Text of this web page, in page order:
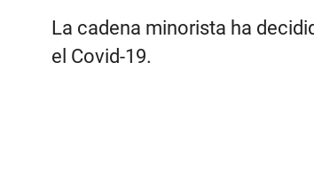
La cadena minorista ha
el Covid-19.